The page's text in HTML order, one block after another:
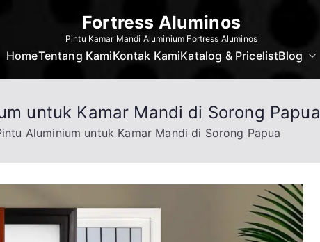
Fortress Aluminos
Pintu Kamar Mandi Aluminium Fortress Aluminos
HomeTentang KamiKontak KamiKatalog & PricelistBlog
untuk Kamar Mandi di Sorong Papua
Aluminium untuk Kamar Mandi di Sorong Papua